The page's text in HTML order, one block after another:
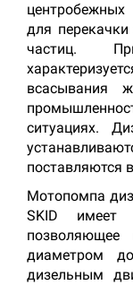
для
частиц.
всасывания
ситуациях.
поставляются
Мотопомпа
SKID имеет
позволяющее
диаметром
дизельным